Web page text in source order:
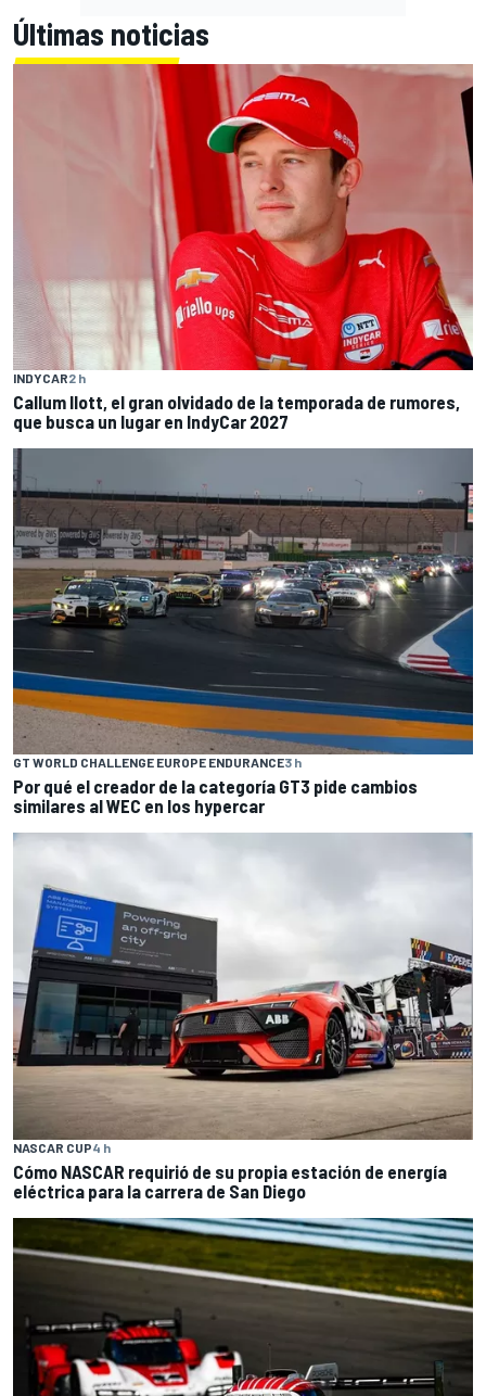
Últimas noticias
INDYCAR2 h
Callum Ilott, el gran olvidado de la temporada de rumores,
que busca un lugar en IndyCar 2027
GT WORLD CHALLENGE EUROPE ENDURANCE3 h
Por qué el creador de la categoría GT3 pide cambios
similares al WEC en los hypercar
NASCAR CUP4 h
Cómo NASCAR requirió de su propia estación de energía
eléctrica para la carrera de San Diego